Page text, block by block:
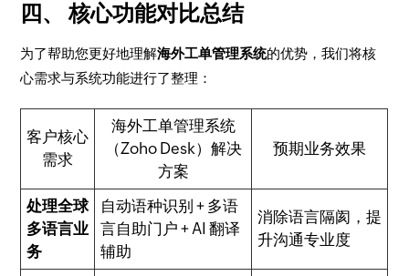
四、 核心功能对比总结
为了帮助您更好地理解海外工单管理系统的优势，我们将核
心需求与系统功能进行了整理：
客户核心
需求
海外工单管理系统
（Zoho Desk）解决
方案
预期业务效果
处理全球
多语言业
务
自动语种识别 + 多语
言自助门户 + AI 翻译
辅助
消除语言隔阂，提
升沟通专业度